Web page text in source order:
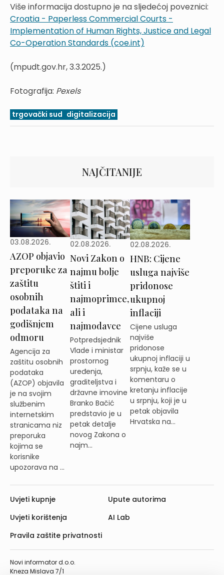
Više informacija dostupno je na sljedećoj poveznici:
Croatia - Paperless Commercial Courts -
Implementation of Human Rights, Justice and Legal
Co-Operation Standards (coe.int)
(mpudt.gov.hr, 3.3.2025.)
Fotografija: Pexels
trgovački sud digitalizacija
NAJČITANIJE
03.08.2026.
AZOP objavio
preporuke za
zaštitu
osobnih
podataka na
godišnjem
odmoru
Agencija za
zaštitu osobnih
podataka
(AZOP) objavila
je na svojim
službenim
internetskim
stranicama niz
preporuka
kojima se
korisnike
upozorava na ...
02.08.2026.
Novi Zakon o
najmu bolje
štiti i
najmoprimce,
ali i
najmodavce
Potpredsjednik
Vlade i ministar
prostornog
uređenja,
graditeljstva i
državne imovine
Branko Bačić
predstavio je u
petak detalje
novog Zakona o
najm...
02.08.2026.
HNB: Cijene
usluga najviše
pridonose
ukupnoj
inflaciji
Cijene usluga
najviše
pridonose
ukupnoj inflaciji u
srpnju, kaže se u
komentaru o
kretanju inflacije
u srpnju, koji je u
petak objavila
Hrvatska na...
Novi informator d.o.o.
Kneza Mislava 7/1
Uvjeti kupnje
Uvjeti korištenja
Pravila zaštite privatnosti
Upute autorima
AI Lab